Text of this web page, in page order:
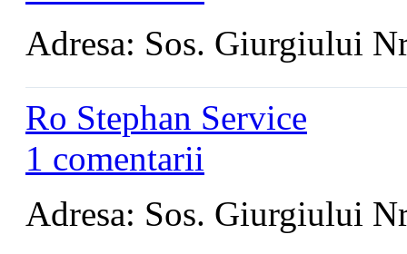
Adresa: Sos. Giurgiului
Ro Stephan Service
1 comentarii
Adresa: Sos. Giurgiului